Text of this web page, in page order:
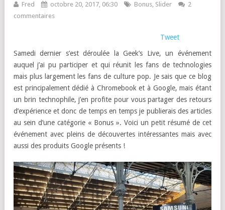
Fred octobre 20, 2017, 06:30 Bonus, Slider
2
commentaires
Tweet
Samedi dernier s’est déroulée la Geek’s Live, un événement
auquel j’ai pu participer et qui réunit les fans de technologies
mais plus largement les fans de culture pop. Je sais que ce blog
est principalement dédié à Chromebook et à Google, mais étant
un brin technophile, j’en profite pour vous partager des retours
d’expérience et donc de temps en temps je publierais des articles
au sein d’une catégorie « Bonus ». Voici un petit résumé de cet
événement avec pleins de découvertes intéressantes mais avec
aussi des produits Google présents !